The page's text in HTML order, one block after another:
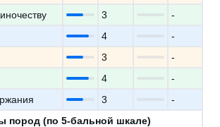
3
-
4
-
3
-
4
-
3
-
пород (по 5-бальной шкале)